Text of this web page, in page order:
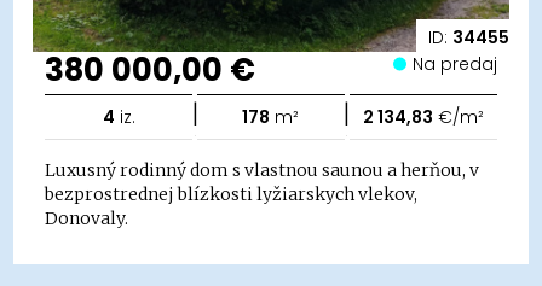
ID: 34455
380 000,00 € Na predaj
4 iz. | 178 m² | 2 134,83 €/m²
Luxusný rodinný dom s vlastnou saunou a herňou, v
bezprostrednej blízkosti lyžiarskych vlekov,
Donovaly.